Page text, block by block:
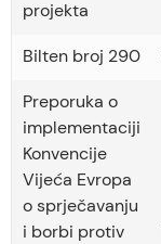
projekta
Bilten broj 290
Preporuka o
implementaciji
Konvencije
Vijeća Evropa
o sprječavanju
i borbi protiv